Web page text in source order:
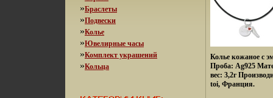
»Браслеты
»Подвески
»Колье
»Ювелирные часы
»Комплект украшений
»Кольца
Колье кожаное с
Проба: Ag925
вес: 3,2г
toi, Франция.